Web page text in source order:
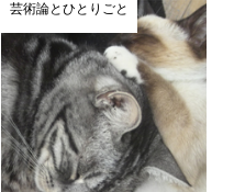
芸術論とひとりごと